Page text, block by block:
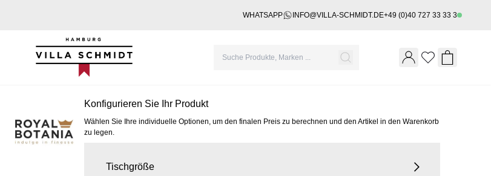
WHATSAPP INFO@VILLA-SCHMIDT.DE+49 (0)40 727 33 33 3
Villa Schmidt
Wishlist
Konfigurieren Sie Ihr Produkt
Wählen Sie Ihre individuelle Optionen, um den finalen Preis zu berechnen und den Artikel in den Warenkorb
zu legen.
Tischgröße